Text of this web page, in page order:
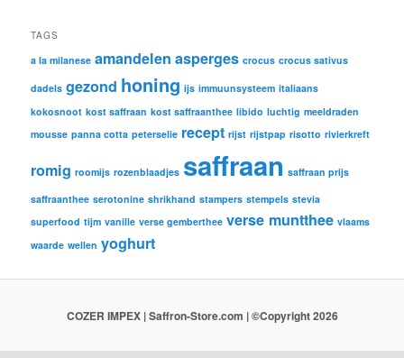
TAGS
a la milanese amandelen asperges crocus crocus sativus
dadels gezond honing ijs immuunsysteem italiaans
kokosnoot kost saffraan kost saffraanthee libido luchtig meeldraden
mousse panna cotta peterselie recept rijst rijstpap risotto rivierkreft
romig roomijs rozenblaadjes saffraan saffraan prijs
saffraanthee serotonine shrikhand stampers stempels stevia
superfood tijm vanille verse gemberthee verse muntthee vlaams
waarde wellen yoghurt
COZER IMPEX | Saffron-Store.com | ©Copyright 2026